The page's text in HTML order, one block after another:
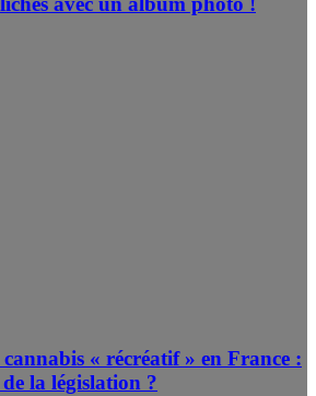
« récréatif » en France :
la législation ?